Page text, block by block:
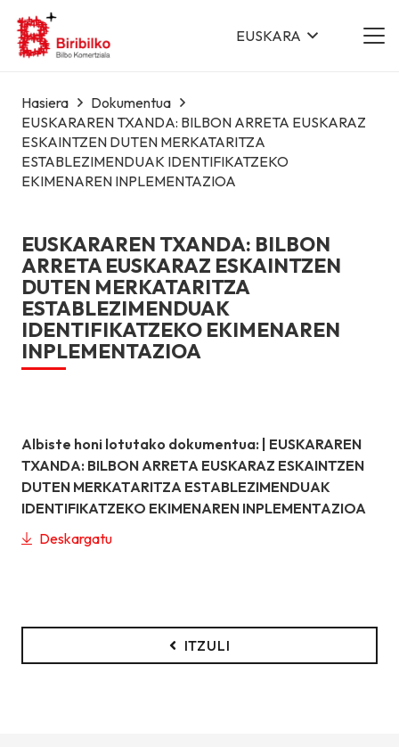
EUSKARA
Hasiera
Dokumentua
EUSKARAREN TXANDA: BILBON ARRETA EUSKARAZ
ESKAINTZEN DUTEN MERKATARITZA
ESTABLEZIMENDUAK IDENTIFIKATZEKO
EKIMENAREN INPLEMENTAZIOA
EUSKARAREN TXANDA: BILBON
ARRETA EUSKARAZ ESKAINTZEN
DUTEN MERKATARITZA
ESTABLEZIMENDUAK
IDENTIFIKATZEKO EKIMENAREN
INPLEMENTAZIOA
Albiste honi lotutako dokumentua: | EUSKARAREN
TXANDA: BILBON ARRETA EUSKARAZ ESKAINTZEN
DUTEN MERKATARITZA ESTABLEZIMENDUAK
IDENTIFIKATZEKO EKIMENAREN INPLEMENTAZIOA
Deskargatu
ITZULI